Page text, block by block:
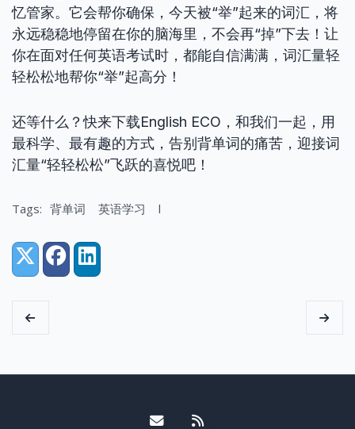
忆管家。它会帮你确保，今天被“举”起来的词汇，将
永远稳稳地停留在你的脑海里，不会再“掉”下去！让
你在面对任何英语考试时，都能自信满满，词汇量轻
轻松松地帮你“举”起高分！
还等什么？快来下载English ECO，和我们一起，用
最科学、最有趣的方式，告别背单词的痛苦，迎接词
汇量“轻轻松松”飞跃的喜悦吧！
Tags: 背单词 英语学习 l
Share:
X (Twitter)
FacebookLinkedIn
Email me